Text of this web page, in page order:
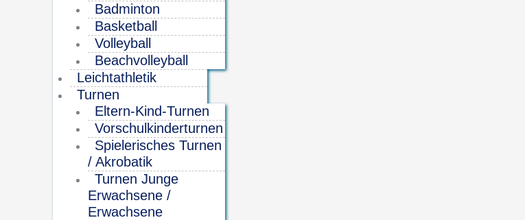
Badminton
Basketball
Volleyball
Beachvolleyball
Leichtathletik
Turnen
Eltern-Kind-Turnen
Vorschulkinderturnen
Spielerisches Turnen
/ Akrobatik
Turnen Junge
Erwachsene /
Erwachsene